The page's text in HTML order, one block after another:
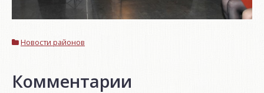
Новости районов
Комментарии